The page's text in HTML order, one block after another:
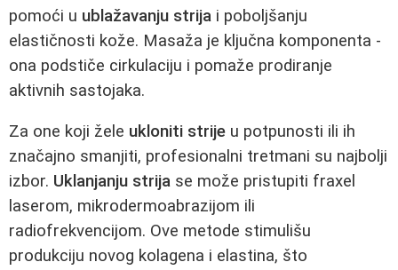
pomoći u ublažavanju strija i poboljšanju
elastičnosti kože. Masaža je ključna komponenta -
ona podstiče cirkulaciju i pomaže prodiranje
aktivnih sastojaka.
Za one koji žele ukloniti strije u potpunosti ili ih
značajno smanjiti, profesionalni tretmani su najbolji
izbor. Uklanjanju strija se može pristupiti fraxel
laserom, mikrodermoabrazijom ili
radiofrekvencijom. Ove metode stimulišu
produkciju novog kolagena i elastina, što